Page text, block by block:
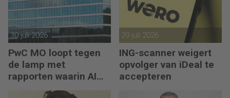
30 juli 2026
PwC MO loopt tegen
de lamp met
rapporten waarin AI
erop los liegt
29 juli 2026
ING-scanner weigert
opvolger van iDeal te
accepteren